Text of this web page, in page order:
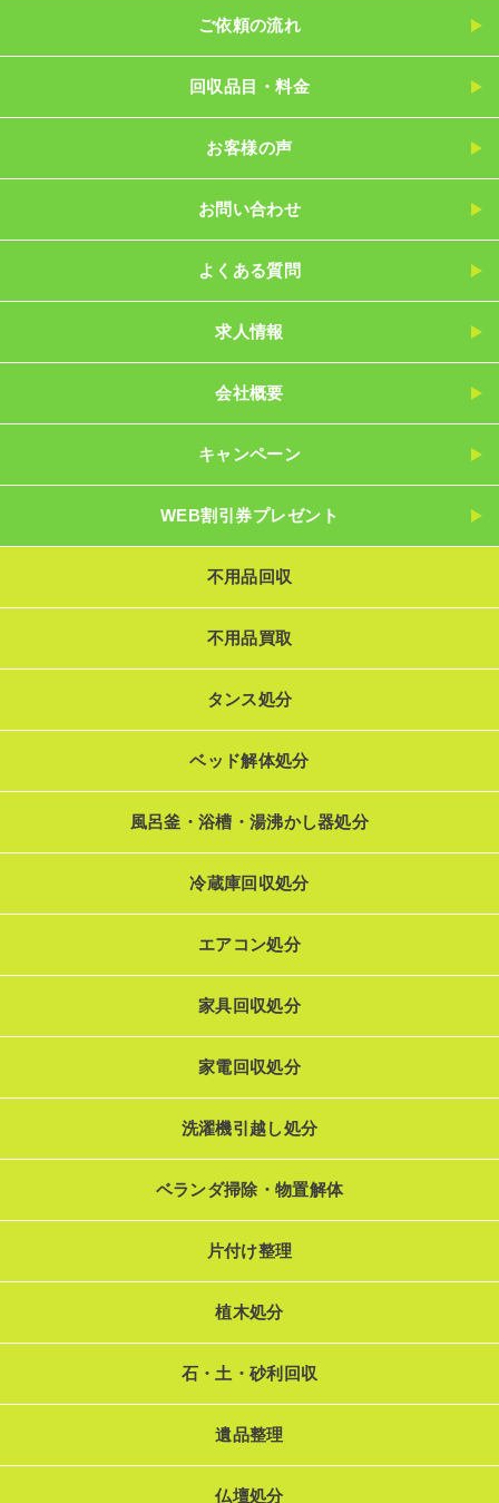
ご依頼の流れ
回収品目・料金
お客様の声
お問い合わせ
よくある質問
求人情報
会社概要
キャンペーン
WEB割引券プレゼント
不用品回収
不用品買取
タンス処分
ベッド解体処分
風呂釜・浴槽・湯沸かし器処分
冷蔵庫回収処分
エアコン処分
家具回収処分
家電回収処分
洗濯機引越し処分
ベランダ掃除・物置解体
片付け整理
植木処分
石・土・砂利回収
遺品整理
仏壇処分